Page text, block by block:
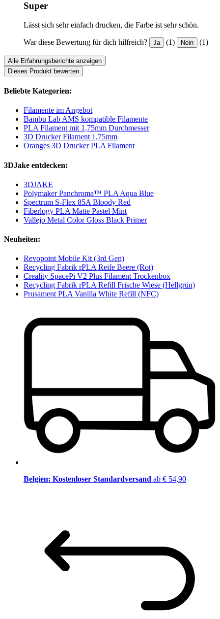
Super
Lässt sich sehr einfach drucken, die Farbe ist sehr schön.
War diese Bewertung für dich hilfreich? Ja (1) Nein (1)
Alle Erfahrungsberichte anzeigen
Dieses Produkt bewerten
Beliebte Kategorien:
Filamente im Angebot
Bambu Lab AMS kompatible Filamente
PLA Filament mit 1,75mm Durchmesser
3D Drucker Filament 1,75mm
Oranges 3D Drucker PLA Filament
3DJake entdecken:
3DJAKE
Polymaker Panchroma™ PLA Aqua Blue
Spectrum S-Flex 85A Bloody Red
Fiberlogy PLA Matte Pastel Mint
Vallejo Metal Color Gloss Black Primer
Neuheiten:
Revopoint Mobile Kit (3rd Gen)
Recycling Fabrik rPLA Reife Beere (Rot)
Creality SpacePi V2 Plus Filament Trockenbox
Recycling Fabrik rPLA Refill Frische Wiese (Hellgrün)
Prusament PLA Vanilla White Refill (NFC)
Belgien: Kostenloser Standardversand ab € 54,90